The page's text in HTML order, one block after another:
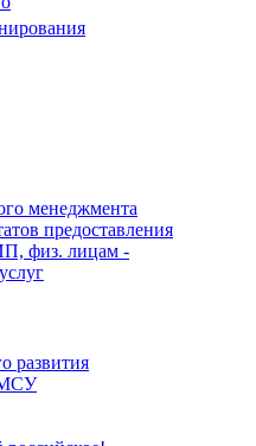
менеджмента
предоставления
физ. лицам -
развития